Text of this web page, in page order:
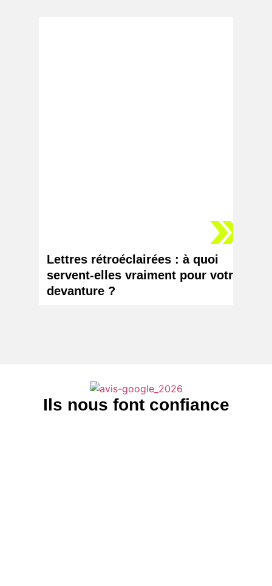
Lettres rétroéclairées : à quoi
servent-elles vraiment pour votre
devanture ?
Ils nous font confiance